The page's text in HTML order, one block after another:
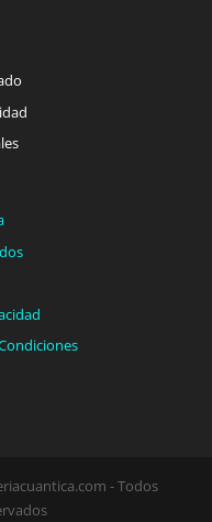
- Todos